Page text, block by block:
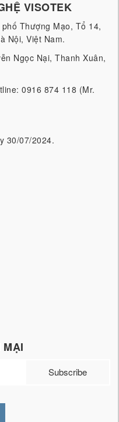
VISOTEK
Thượng Mạo, Tổ 14,
Nội, Việt Nam.
Ngọc Nại, Thanh Xuân,
0916 874 118 (Mr.
30/07/2024.